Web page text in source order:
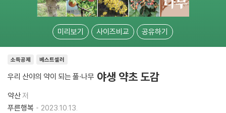
미리보기 사이즈비교 공유하기
소득공제 베스트셀러
우리 산야의 약이 되는 풀·나무 야생 약초 도감
약산저
푸른행복
2023.10.13.